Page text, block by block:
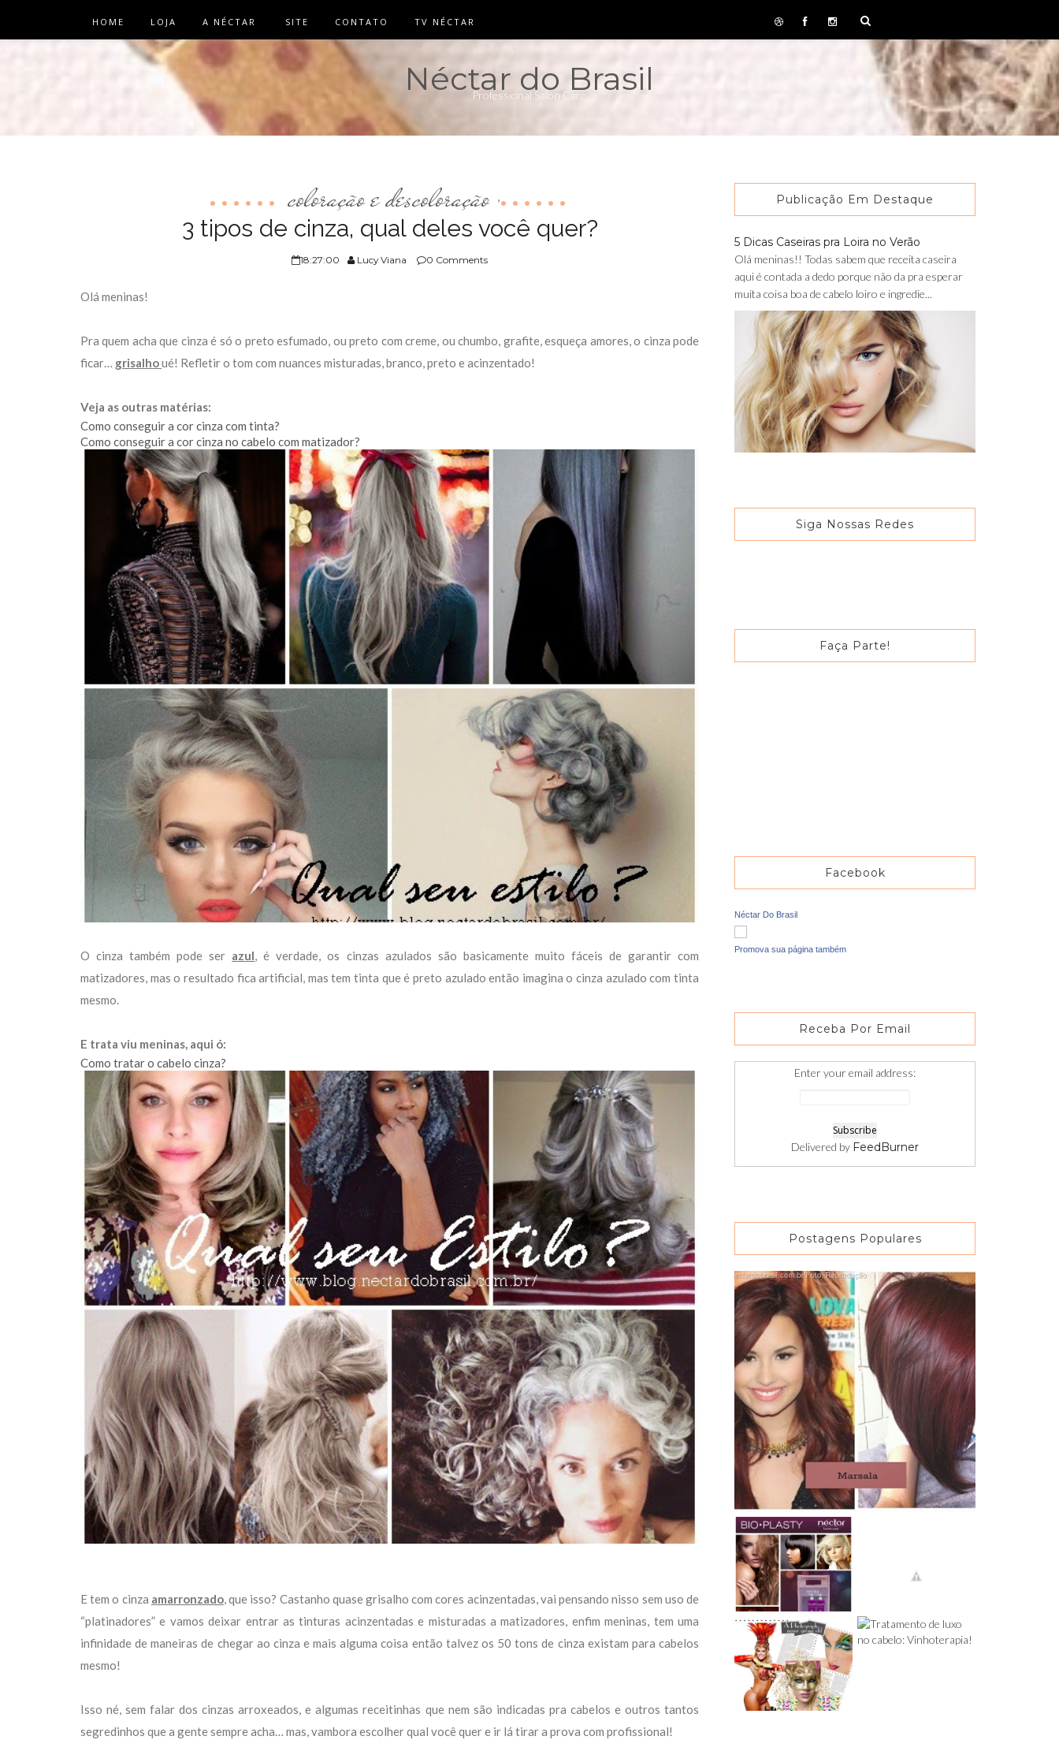
HOME LOJA A NÉCTAR SITE CONTATO TV NÉCTAR
Néctar do Brasil
Professional Salon Care
coloração e descoloração ,
3 tipos de cinza, qual deles você quer?
18:27:00 Lucy Viana 0 Comments
Olá meninas!
Pra quem acha que cinza é só o preto esfumado, ou preto com creme, ou chumbo, grafite, esqueça amores, o cinza pode
ficar… grisalhoué! Refletir o tom com nuances misturadas, branco, preto e acinzentado!
Veja as outras matérias:
Como conseguir a cor cinza com tinta?
Como conseguir a cor cinza no cabelo com matizador?
O cinza também pode ser azul, é verdade, os cinzas azulados são basicamente muito fáceis de garantir com
matizadores, mas o resultado fica artificial, mas tem tinta que é preto azulado então imagina o cinza azulado com tinta
mesmo.
E trata viu meninas, aqui ó:
Como tratar o cabelo cinza?
E tem o cinza amarronzado, que isso? Castanho quase grisalho com cores acinzentadas, vai pensando nisso sem uso de
“platinadores” e vamos deixar entrar as tinturas acinzentadas e misturadas a matizadores, enfim meninas, tem uma
infinidade de maneiras de chegar ao cinza e mais alguma coisa então talvez os 50 tons de cinza existam para cabelos
mesmo!
Isso né, sem falar dos cinzas arroxeados, e algumas receitinhas que nem são indicadas pra cabelos e outros tantos
segredinhos que a gente sempre acha… mas, vambora escolher qual você quer e ir lá tirar a prova com profissional!
Publicação Em Destaque
5 Dicas Caseiras pra Loira no Verão
Olá meninas!! Todas sabem que receita caseira
aqui é contada a dedo porque não da pra esperar
muita coisa boa de cabelo loiro e ingredie...
Siga Nossas Redes
Faça Parte!
Facebook
Néctar Do Brasil
Promova sua página também
Receba Por Email
Enter your email address:
Delivered by FeedBurner
Postagens Populares